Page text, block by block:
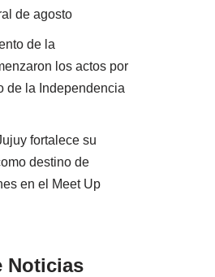
de agosto
de la
los actos por
de la Independencia
fortalece su
destino de
en el Meet Up
Noticias